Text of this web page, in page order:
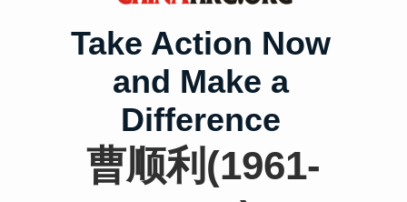
Take Action Now
and Make a
Difference
曹顺利(1961-